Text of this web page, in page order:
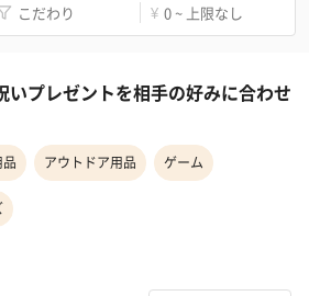
こだわり ¥ 0 ~ 上限なし
いプレゼントを相手の好みに合わせ
アウトドア用品 ゲーム